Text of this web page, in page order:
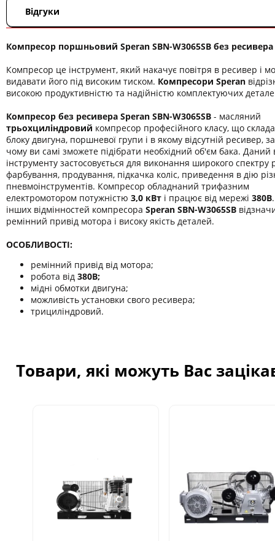
Відгуки
Компресор поршньовий Speran SBN-W3065SВ без ресивера
Компресор це інструмент, який накачує повітря в ресивер і
видавати його під високим тиском. Компресори Speran
високою продуктивністю та надійністю комплектуючих
Компресор без ресивера Speran SBN-W3065SВ - масляний
трьохциліндровий компресор професійного класу, що
блоку двигуна, поршневої групи і в якому відсутній ресивер,
чому ви самі зможете підібрати необхідний об'єм бака. Даний
інструменту застосовується для виконання широкого спектру
фарбування, продування, підкачка коліс, приведення в дію
пневмоінструментів. Компресор обладнаний трифазним
електромотором потужністю 3,0 кВт і працює від мережі 380В
інших відмінностей компресора Speran SBN-W3065SВ
ремінний привід мотора і високу якість деталей.
ОСОБЛИВОСТІ:
ремінний привід від мотора;
робота від 380В;
мідні обмотки двигуна;
можливість установки свого ресивера;
трициліндровий.
Товари, які можуть Вас